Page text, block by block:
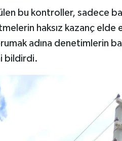
bu kontroller, sadece
haksız kazanç elde
adına denetimlerin
bildirdi.